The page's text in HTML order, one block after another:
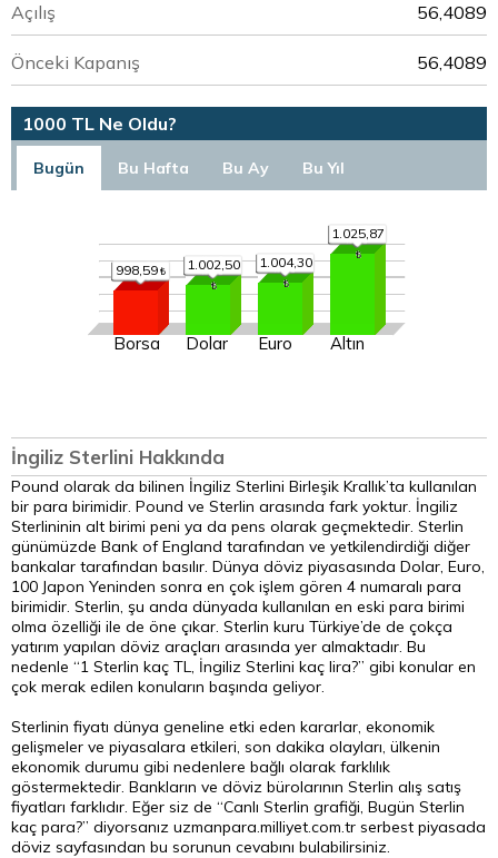
Açılış 56,4089
Önceki Kapanış 56,4089
1000 TL Ne Oldu?
Bugün Bu Hafta Bu Ay Bu Yıl
998,59
Borsa
1.002,50
Dolar
1.004,30
Euro
1.025,87
Altın
İngiliz Sterlini Hakkında
Pound olarak da bilinen İngiliz Sterlini Birleşik Krallık’ta kullanılan
bir para birimidir. Pound ve Sterlin arasında fark yoktur. İngiliz
Sterlininin alt birimi peni ya da pens olarak geçmektedir. Sterlin
günümüzde Bank of England tarafından ve yetkilendirdiği diğer
bankalar tarafından basılır. Dünya döviz piyasasında Dolar, Euro,
100 Japon Yeninden sonra en çok işlem gören 4 numaralı para
birimidir. Sterlin, şu anda dünyada kullanılan en eski para birimi
olma özelliği ile de öne çıkar. Sterlin kuru Türkiye’de de çokça
yatırım yapılan döviz araçları arasında yer almaktadır. Bu
nedenle “1 Sterlin kaç TL, İngiliz Sterlini kaç lira?” gibi konular en
çok merak edilen konuların başında geliyor.
Sterlinin fiyatı dünya geneline etki eden kararlar, ekonomik
gelişmeler ve piyasalara etkileri, son dakika olayları, ülkenin
ekonomik durumu gibi nedenlere bağlı olarak farklılık
göstermektedir. Bankların ve döviz bürolarının Sterlin alış satış
fiyatları farklıdır. Eğer siz de “Canlı Sterlin grafiği, Bugün Sterlin
kaç para?” diyorsanız uzmanpara.milliyet.com.tr serbest piyasada
döviz sayfasından bu sorunun cevabını bulabilirsiniz.